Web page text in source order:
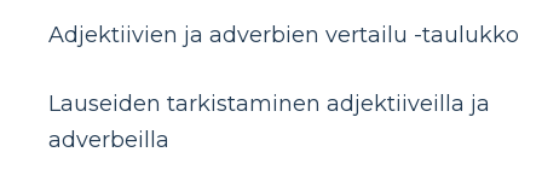
Adjektiivien ja adverbien vertailu -taulukko
Lauseiden tarkistaminen adjektiiveilla ja
adverbeilla